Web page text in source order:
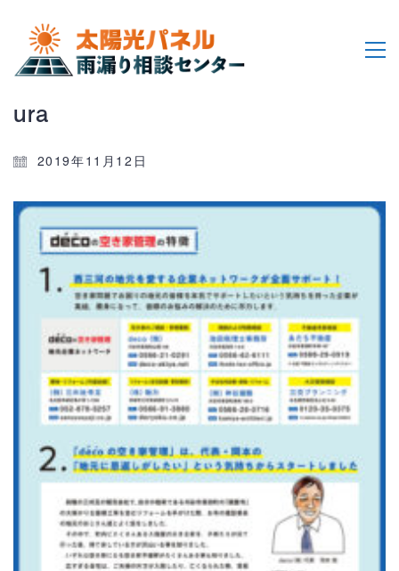
ura
2019年11月12日